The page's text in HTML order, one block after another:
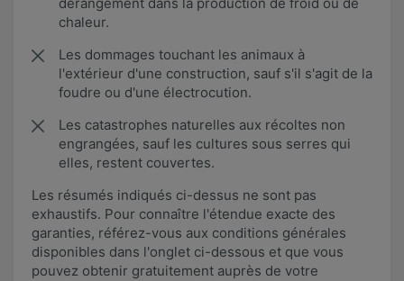
chaleur.
Les dommages touchant les animaux à
l'extérieur d'une construction, sauf s'il s'agit de la
foudre ou d'une électrocution.
Les catastrophes naturelles aux récoltes non
engrangées, sauf les cultures sous serres qui
elles, restent couvertes.
Les résumés indiqués ci-dessus ne sont pas
exhaustifs. Pour connaître l'étendue exacte des
garanties, référez-vous aux conditions générales
disponibles dans l'onglet ci-dessous et que vous
pouvez obtenir gratuitement auprès de votre